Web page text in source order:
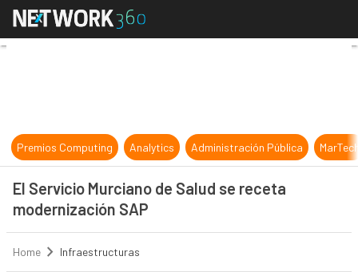
El Servicio Murciano de Salud se
Premios Computing Analytics Administración Pública
El Servicio Murciano de Salud se receta
modernización SAP
Home Infraestructuras